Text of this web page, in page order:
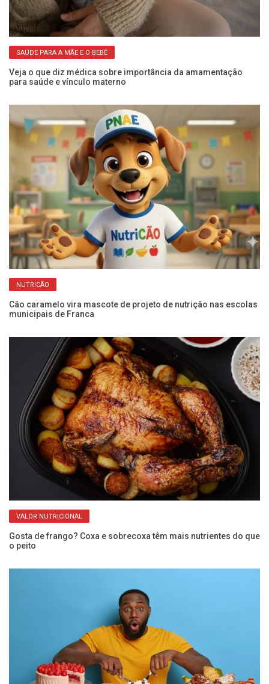
SAÚDE PARA A MÃE E O BEBÊ
Veja o que diz médica sobre importância da amamentação
para saúde e vínculo materno
NUTRICÃO
Cão caramelo vira mascote de projeto de nutrição nas escolas
municipais de Franca
VALOR NUTRICIONAL
Gosta de frango? Coxa e sobrecoxa têm mais nutrientes do que
o peito